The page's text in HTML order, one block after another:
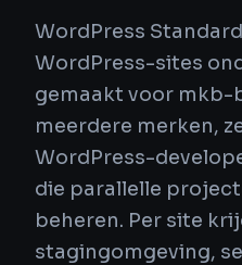
WordPress
WordPress-sites
gemaakt voor mkb-
meerdere merken,
WordPress-
die parallelle
beheren. Per site
stagingomgeving,